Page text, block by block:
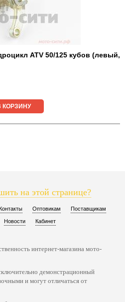
ATV 50/125 кубов (левый,
КОРЗИНУ
на этой странице?
Контакты Оптовикам Поставщикам
Новости Кабинет
интернет-магазина мото-
демонстрационный
и могут отличаться от